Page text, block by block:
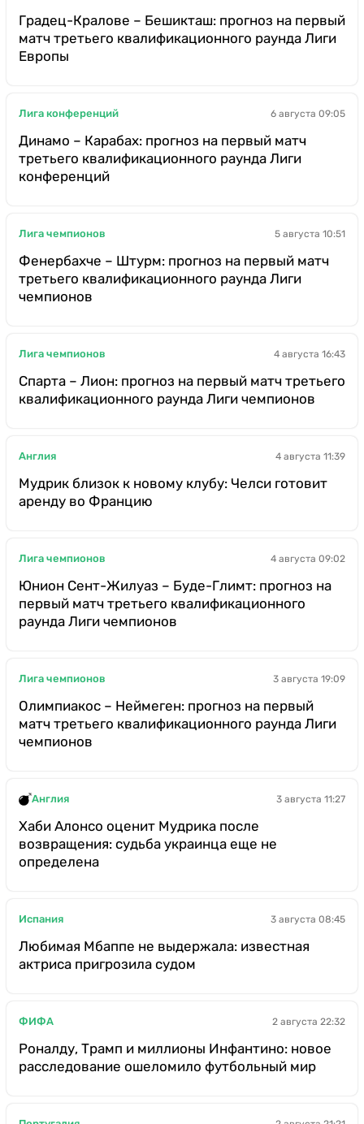
Градец-Кралове – Бешикташ: прогноз на первый
матч третьего квалификационного раунда Лиги
Европы
Лига конференций 6 августа 09:05
Динамо – Карабах: прогноз на первый матч
третьего квалификационного раунда Лиги
конференций
Лига чемпионов 5 августа 10:51
Фенербахче – Штурм: прогноз на первый матч
третьего квалификационного раунда Лиги
чемпионов
Лига чемпионов 4 августа 16:43
Спарта – Лион: прогноз на первый матч третьего
квалификационного раунда Лиги чемпионов
Англия 4 августа 11:39
Мудрик близок к новому клубу: Челси готовит
аренду во Францию
Лига чемпионов 4 августа 09:02
Юнион Сент-Жилуаз – Буде-Глимт: прогноз на
первый матч третьего квалификационного
раунда Лиги чемпионов
Лига чемпионов 3 августа 19:09
Олимпиакос – Неймеген: прогноз на первый
матч третьего квалификационного раунда Лиги
чемпионов
Англия 3 августа 11:27
Хаби Алонсо оценит Мудрика после
возвращения: судьба украинца еще не
определена
Испания 3 августа 08:45
Любимая Мбаппе не выдержала: известная
актриса пригрозила судом
ФИФА 2 августа 22:32
Роналду, Трамп и миллионы Инфантино: новое
расследование ошеломило футбольный мир